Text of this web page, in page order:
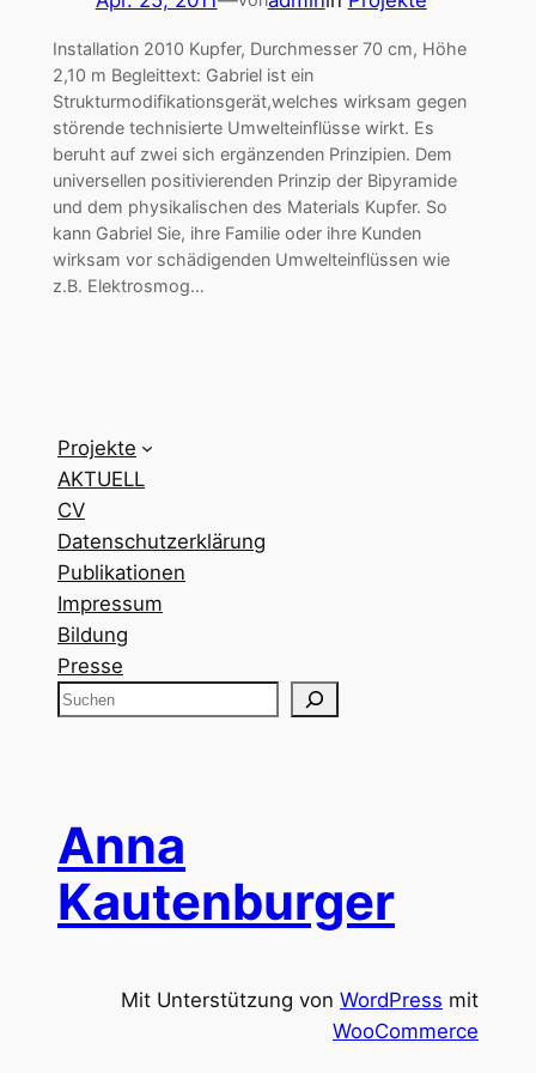
Installation 2010 Kupfer, Durchmesser 70 cm, Höhe
2,10 m Begleittext: Gabriel ist ein
Strukturmodifikationsgerät,welches wirksam gegen
störende technisierte Umwelteinflüsse wirkt. Es
beruht auf zwei sich ergänzenden Prinzipien. Dem
universellen positivierenden Prinzip der Bipyramide
und dem physikalischen des Materials Kupfer. So
kann Gabriel Sie, ihre Familie oder ihre Kunden
wirksam vor schädigenden Umwelteinflüssen wie
z.B. Elektrosmog…
Projekte
AKTUELL
CV
Datenschutzerklärung
Publikationen
Impressum
Bildung
Presse
S
n
Anna
Kautenburger
Mit Unterstützung von WordPress mit
WooCommerce